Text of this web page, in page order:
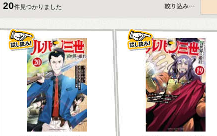
20件見つかりました
すべて